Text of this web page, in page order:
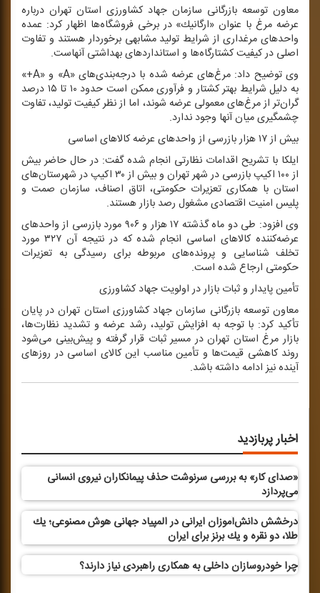
معاون توسعه بازرگانی سازمان جهاد كشاورزی استان تهران درباره
عرضه مرغ با عنوان «ارگانیك» در برخی فروشگاه‌ها اظهار كرد: عمده
واحدهای مرغداری از شرایط تولید مشابهی برخوردار هستند و تفاوت
اصلی در كیفیت كشتارگاه‌ها و استانداردهای بهداشتی آنهاست.
وی توضیح داد: مرغ‌های عرضه شده با درجه‌بندی‌های «A» و «A+»
به دلیل شرایط بهتر كشتار و فرآوری ممكن است حدود ۱۰ تا ۱۵ درصد
گران‌تر از مرغ‌های معمولی عرضه شوند، اما از نظر كیفیت تولید، تفاوت
چشمگیری میان آنها وجود ندارد.
بیش از ۱۷ هزار بازرسی از واحدهای عرضه كالاهای اساسی
ایلكا با تشریح اقدامات نظارتی انجام شده گفت: در حال حاضر بیش
از ۱۰۰ اكیپ بازرسی در شهر تهران و بیش از ۳۰ اكیپ در شهرستان‌های
استان با همكاری تعزیرات حكومتی، اتاق اصناف، سازمان صمت و
پلیس امنیت اقتصادی مشغول رصد بازار هستند.
وی افزود: طی دو ماه گذشته ۱۷ هزار و ۹۰۶ مورد بازرسی از واحدهای
عرضه‌كننده كالاهای اساسی انجام شده كه در نتیجه آن ۳۲۷ مورد
تخلف شناسایی و پرونده‌های مربوطه برای رسیدگی به تعزیرات
حكومتی ارجاع شده است.
تأمین پایدار و ثبات بازار در اولویت جهاد كشاورزی
معاون توسعه بازرگانی سازمان جهاد كشاورزی استان تهران در پایان
تأكید كرد: با توجه به افزایش تولید، رشد عرضه و تشدید نظارت‌ها،
بازار مرغ استان تهران در مسیر ثبات قرار گرفته و پیش‌بینی می‌شود
روند كاهشی قیمت‌ها و تأمین مناسب این كالای اساسی در روزهای
آینده نیز ادامه داشته باشد.
اخبار پربازدید
«صدای كار» به بررسی سرنوشت حذف پیمانكاران نیروی انسانی
می‌پردازد
درخشش دانش‌آموزان ایرانی در المپیاد جهانی هوش مصنوعی؛ یك
طلا، دو نقره و یك برنز برای ایران
چرا خودروسازان داخلی به همكاری راهبردی نیاز دارند؟